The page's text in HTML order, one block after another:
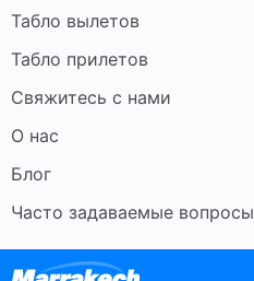
Табло вылетов
Табло прилетов
Свяжитесь с нами
О нас
Блог
Часто задаваемые вопросы